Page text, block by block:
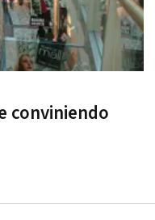
conviniendo